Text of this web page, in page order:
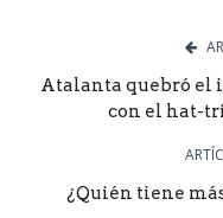
Atalanta quebró el
con el hat-
¿Quién tiene